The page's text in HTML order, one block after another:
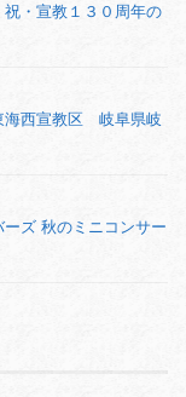
・宣教１３０周年の
海西宣教区 岐阜県岐
ズ 秋のミニコンサー